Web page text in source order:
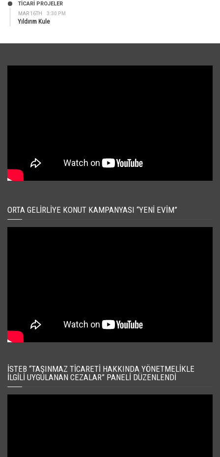
MAR 16TH 3:30 PM
TİCARİ PROJELER
Yıldırım Kule
ORTA GELIRLIYE KONUT KAMPANYASI “YENI EVIM”
İSTEB “TAŞINMAZ TICARETI HAKKINDA YÖNETMELIKLE
İLGILI UYGULANAN CEZALAR” PANELI DÜZENLENDI